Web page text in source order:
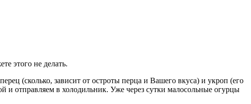
этого не делать.
(сколько, зависит от остроты перца и Вашего вкуса) и укроп (его
отправляем в холодильник. Уже через сутки малосольные огурцы